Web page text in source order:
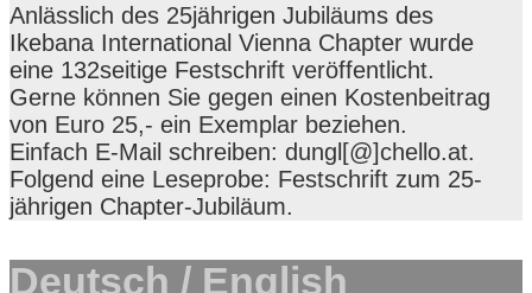
Anlässlich des 25jährigen Jubiläums des
Ikebana International Vienna Chapter wurde
eine 132seitige Festschrift veröffentlicht.
Gerne können Sie gegen einen Kostenbeitrag
von Euro 25,- ein Exemplar beziehen.
Einfach E-Mail schreiben: dungl[@]chello.at.
Folgend eine Leseprobe: Festschrift zum 25-
jährigen Chapter-Jubiläum.
Deutsch / English